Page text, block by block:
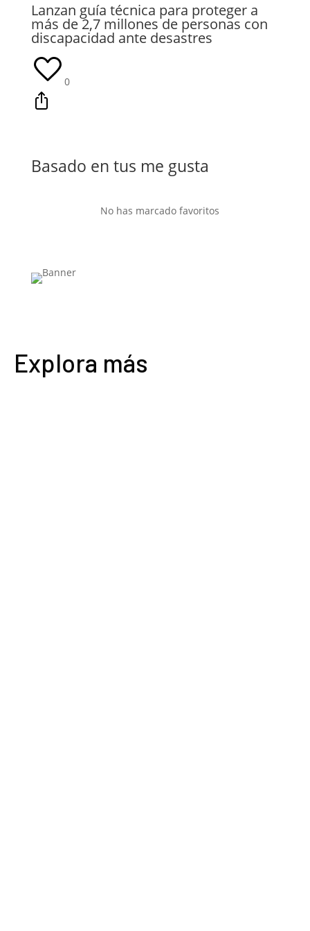
Lanzan guía técnica para proteger a
más de 2,7 millones de personas con
discapacidad ante desastres
0
Basado en tus me gusta
No has marcado favoritos
Explora más